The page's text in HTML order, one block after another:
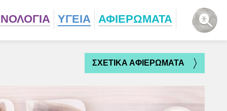
ΥΓΕΙΑ ΑΦΙΕΡΩΜΑΤΑ
ΣΧΕΤΙΚΑ ΑΦΙΕΡΩΜΑΤΑ